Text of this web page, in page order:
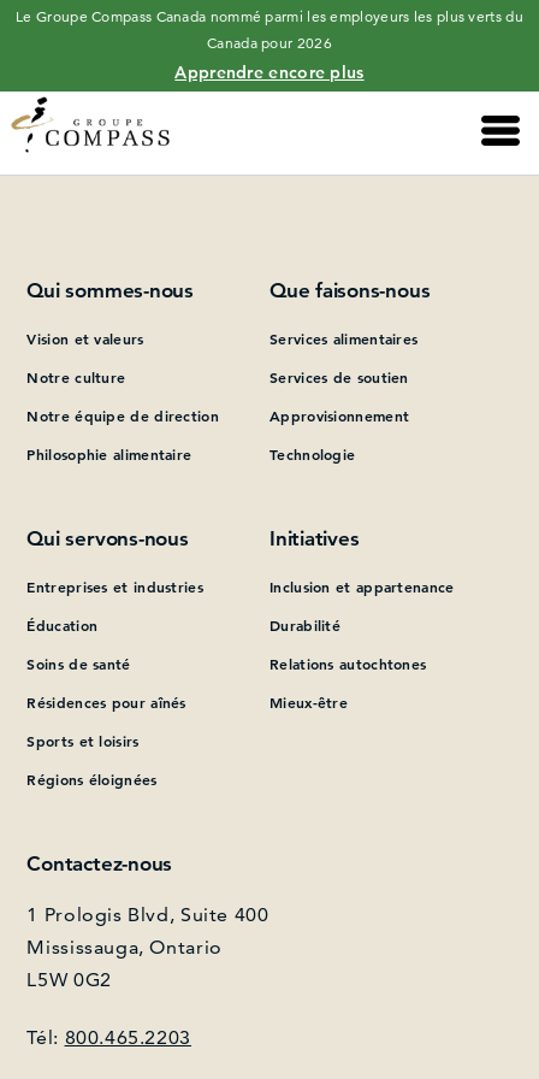
Le Groupe Compass Canada nommé parmi les employeurs les plus verts du
Canada pour 2026
Apprendre encore plus
Main
Please add at least one Page Builder section.
Qui sommes-nous
Vision et valeurs
Notre culture
Notre équipe de direction
Philosophie alimentaire
Que faisons-nous
Services alimentaires
Services de soutien
Approvisionnement
Technologie
Qui servons-nous
Entreprises et industries
Éducation
Soins de santé
Résidences pour aînés
Sports et loisirs
Régions éloignées
Initiatives
Inclusion et appartenance
Durabilité
Relations autochtones
Mieux-être
Contactez-nous
1 Prologis Blvd, Suite 400
Mississauga, Ontario
L5W 0G2
Tél: 800.465.2203
Que pouvons-nous vous aider à trouver?